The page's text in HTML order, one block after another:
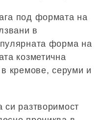
под формата на
в
форма на
козметична
кремове, серуми и
си разтворимост